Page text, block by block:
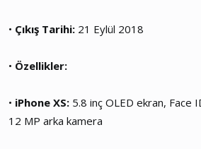
• Çıkış Tarihi: 21 Eylül 2018
• Özellikler:
• iPhone XS: 5.8 inç OLED ekran, Face
12 MP arka kamera